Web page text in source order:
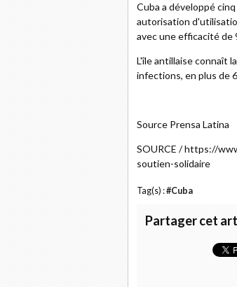
Cuba a développé
autorisation
avec une efficacité de
L'île antillaise connaît
infections, en plus de
Source Prensa Latina
SOURCE / https://
soutien-solidaire
Tag(s) :#Cuba
Partager cet